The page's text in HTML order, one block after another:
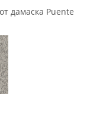
дамаска Puente